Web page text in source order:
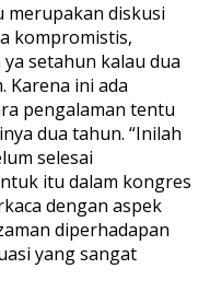
diskusi
kompromistis,
setahun kalau dua
Karena ini ada
pengalaman tentu
dua tahun. “Inilah
selesai
itu dalam kongres
dengan aspek
diperhadapan
yang sangat